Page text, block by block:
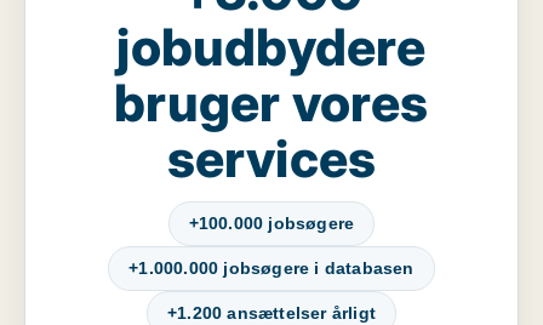
jobudbydere
bruger vores
services
+100.000 jobsøgere
+1.000.000 jobsøgere i databasen
+1.200 ansættelser årligt